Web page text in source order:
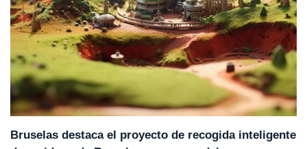
Bruselas destaca el proyecto de recogida inteligente